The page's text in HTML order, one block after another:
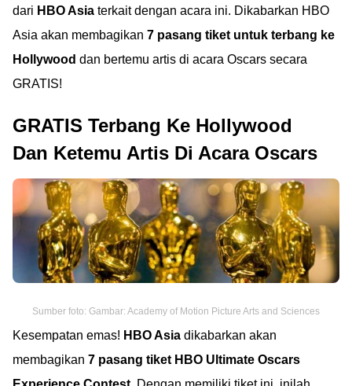
dari HBO Asia terkait dengan acara ini. Dikabarkan HBO
Asia akan membagikan 7 pasang tiket untuk terbang ke
Hollywood dan bertemu artis di acara Oscars secara
GRATIS!
GRATIS Terbang Ke Hollywood
Dan Ketemu Artis Di Acara Oscars
Sumber foto: Gambar: Academy of Motion Picture Arts and Sciences
Kesempatan emas! HBO Asia dikabarkan akan
membagikan 7 pasang tiket HBO Ultimate Oscars